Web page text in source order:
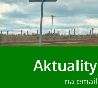
Aktuality
na email